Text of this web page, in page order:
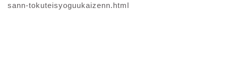
sann-tokuteisyoguukaizenn.html